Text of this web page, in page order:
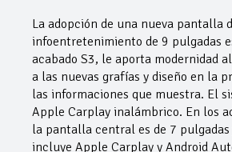
La adopción de una nueva pantalla
infoentretenimiento de 9 pulgadas
acabado S3, le aporta modernidad
a las nuevas grafías y diseño en la
las informaciones que muestra. El
Apple Carplay inalámbrico. En los
la pantalla central es de 7
incluye Apple Carplay y Android